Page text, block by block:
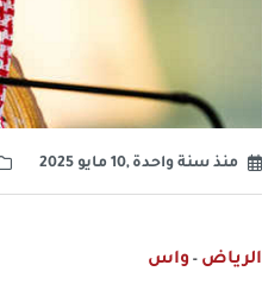
منذ سنة واحدة ,10 مايو 2025
الرياض - واس